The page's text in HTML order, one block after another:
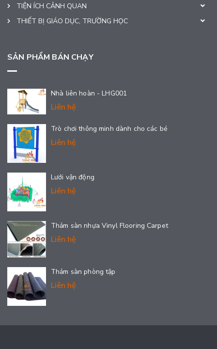
TIỆN ÍCH CẢNH QUAN
THIẾT BỊ GIÁO DỤC, TRƯỜNG HỌC
SẢN PHẨM BÁN CHẠY
Nhà liên hoàn - LHG001
Liên hệ
Trò chơi thông minh dành cho các bé
Liên hệ
Lưới vận động
Liên hệ
Thảm sàn nhựa Vinyl Flooring Carpet
Liên hệ
Thảm sàn phòng tập
Liên hệ